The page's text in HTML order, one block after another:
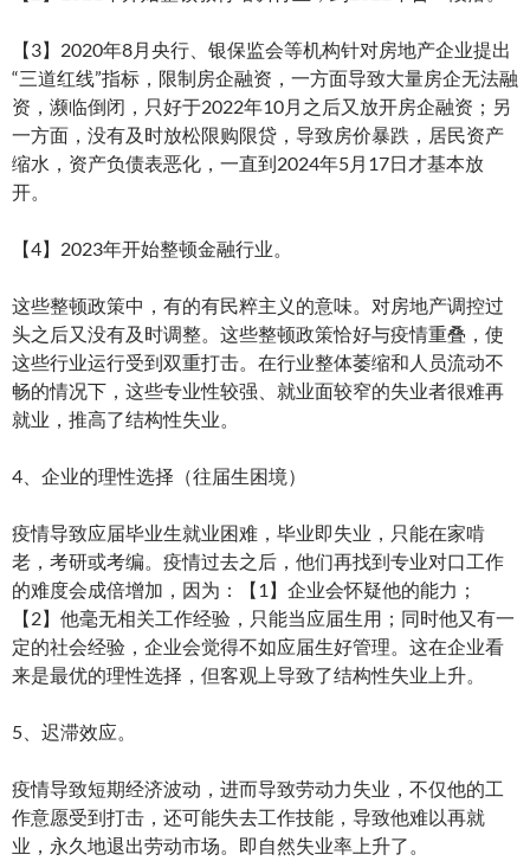
【3】2020年8月央行、银保监会等机构针对房地产企业提出
“三道红线”指标，限制房企融资，一方面导致大量房企无法融
资，濒临倒闭，只好于2022年10月之后又放开房企融资；另
一方面，没有及时放松限购限贷，导致房价暴跌，居民资产
缩水，资产负债表恶化，一直到2024年5月17日才基本放
开。
【4】2023年开始整顿金融行业。
这些整顿政策中，有的有民粹主义的意味。对房地产调控过
头之后又没有及时调整。这些整顿政策恰好与疫情重叠，使
这些行业运行受到双重打击。在行业整体萎缩和人员流动不
畅的情况下，这些专业性较强、就业面较窄的失业者很难再
就业，推高了结构性失业。
4、企业的理性选择（往届生困境）
疫情导致应届毕业生就业困难，毕业即失业，只能在家啃
老，考研或考编。疫情过去之后，他们再找到专业对口工作
的难度会成倍增加，因为：【1】企业会怀疑他的能力；
【2】他毫无相关工作经验，只能当应届生用；同时他又有一
定的社会经验，企业会觉得不如应届生好管理。这在企业看
来是最优的理性选择，但客观上导致了结构性失业上升。
5、迟滞效应。
疫情导致短期经济波动，进而导致劳动力失业，不仅他的工
作意愿受到打击，还可能失去工作技能，导致他难以再就
业，永久地退出劳动市场。即自然失业率上升了。